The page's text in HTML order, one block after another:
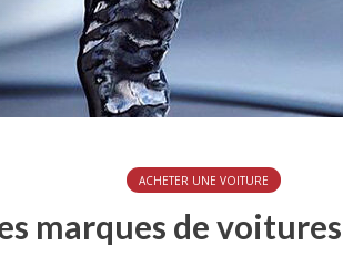
ACHETER UNE VOITURE
marques de